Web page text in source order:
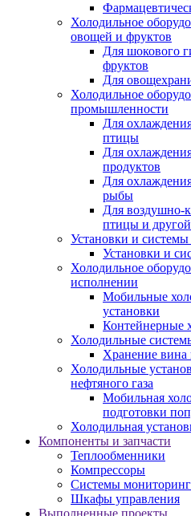
Холодильное
овощей и фруктов
Для шокового
фруктов
Для
Холодильное
промышленности
Для
птицы
Для
продуктов
Для
рыбы
Для воздушно-
птицы и
Установки и системы
Установки и
Холодильное
исполнении
Мобильные
установки
Контейнерные
Холодильные
Хранение вина
Холодильные
нефтяного газа
Мобильная
подготовки
Холодильная
Компоненты и запчасти
Теплообменники
Компрессоры
Системы
Шкафы управления
Выполненные проекты